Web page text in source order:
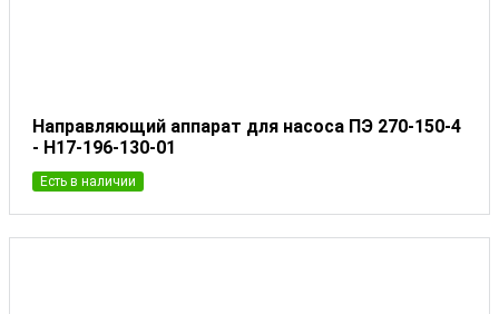
Направляющий аппарат для насоса ПЭ 270-150-4
- Н17-196-130-01
Есть в наличии